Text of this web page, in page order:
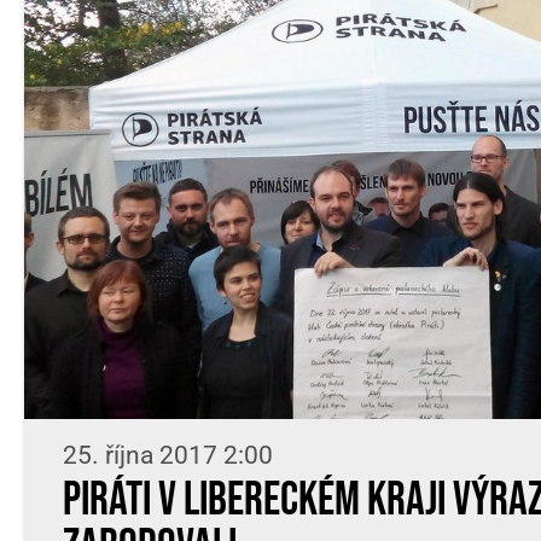
25. října 2017 2:00
Piráti v Libereckém kraji